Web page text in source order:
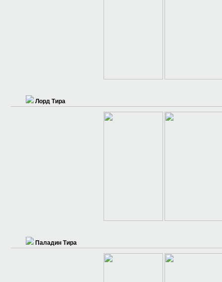
Лорд Тира
Паладин Тира